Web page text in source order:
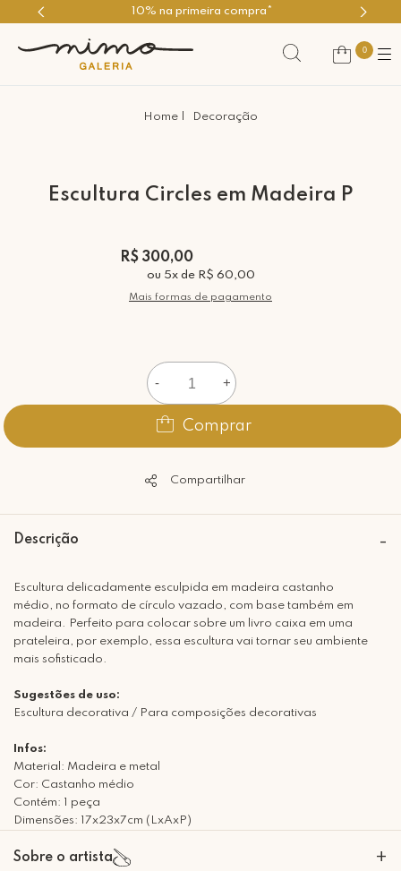
10% na primeira compra*
0
Decoração
Escultura Circles em Madeira P
R$ 300,00
ou 5xde R$ 60,00
Mais formas de pagamento
- +
Comprar
Compartilhar
Descrição
Escultura delicadamente esculpida em madeira castanho
médio, no formato de círculo vazado, com base também em
madeira. Perfeito para colocar sobre um livro caixa em uma
prateleira, por exemplo, essa escultura vai tornar seu ambiente
mais sofisticado.
Sugestões de uso:
Escultura decorativa / Para composições decorativas
Infos:
Material: Madeira e metal
Cor: Castanho médio
Contém: 1 peça
Dimensões: 17x23x7cm (LxAxP)
Sobre o artista +